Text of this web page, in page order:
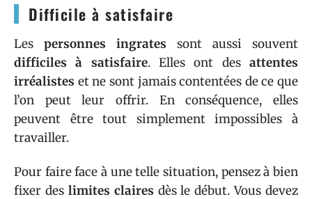
Difficile à satisfaire
Les personnes ingrates sont aussi souvent
difficiles à satisfaire. Elles ont desattentes
irréalistes et ne sont jamais contentées de ce que
l’on peut leur offrir. En conséquence, elles
peuvent être tout simplement impossibles à
travailler.
Pour faire face à une telle situation, pensez à bien
fixer des limites claires dès le début. Vous devez